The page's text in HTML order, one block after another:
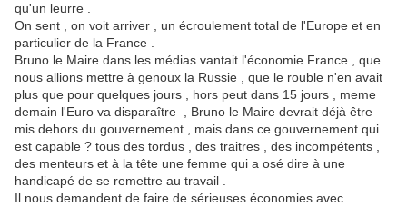
qu'un leurre .
On sent , on voit arriver , un écroulement total de l'Europe et en
particulier de la France .
Bruno le Maire dans les médias vantait l'économie France , que
nous allions mettre à genoux la Russie , que le rouble n'en avait
plus que pour quelques jours , hors peut dans 15 jours , meme
demain l'Euro va disparaître , Bruno le Maire devrait déjà être
mis dehors du gouvernement , mais dans ce gouvernement qui
est capable ? tous des tordus , des traitres , des incompétents ,
des menteurs et à la tête une femme qui a osé dire à une
handicapé de se remettre au travail .
Il nous demandent de faire de sérieuses économies avec